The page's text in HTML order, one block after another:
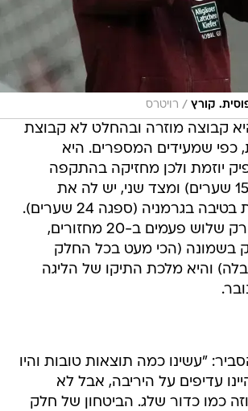
קורץ / רויטרס
קבוצה מוזרה ובהחלט לא קבוצת
כפי שמעידים המספרים. היא
יוזמת ולכן מחזיקה בהתקפה
הגרועה בליגה (15 שערים) ומצד שני, יש לה את
ההגנה החמישית בטיבה בגרמניה (ספגה 24 שערים).
הקבוצה ניצחה רק שלוש פעמים ב-20 מחזורים,
בשמונה (הכי מעט בכל החלק
והיא מלכת התיקו של הליגה
"עשינו כמה תוצאות טובות והיו
עדיפים על היריבה, אבל לא
כמו כדור שלג. הביטחון של חלק